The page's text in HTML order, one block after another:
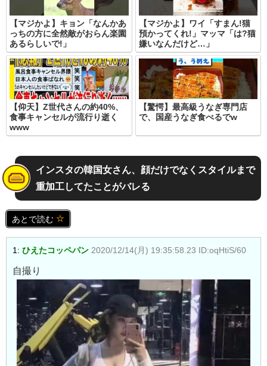
【マジかよ】キョン「なんかあ
っちの方に全然敵がおらん楽園
あるらしいで!」
【マジかよ】ワイ「すまん!猫
預かってくれ!」マッマ「は?猫
嫌いなんだけど…」
【仰天】Z世代さんの約40%、
食事キャンセルが流行り逝く
www
【驚愕】最高級うなぎ専門店
で、国産うなぎ食べるでw
インスタの韓国女さん、顔だけでなくスタイルまで
重加工してたことがバレる
あとで読む
1: ひえたコッペパン 2020/12/14(月) 19:35:58.23 ID:oqHtiS/60
自撮り